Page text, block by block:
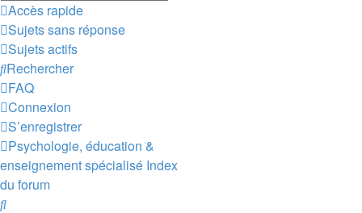
Accès rapide
Sujets sans réponse
Sujets actifs
Rechercher
FAQ
Connexion
S’enregistrer
Psychologie, éducation &
enseignement spécialisé Index
du forum
Rechercher